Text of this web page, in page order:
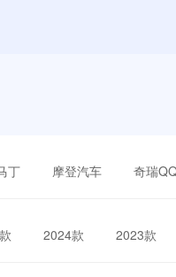
丁 摩登汽车 奇瑞
2024款 2023款